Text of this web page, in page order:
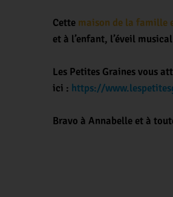
Cette maison de la famille
et à l’enfant, l’éveil
Les Petites Graines vous
ici : https://
Bravo à Annabelle et à